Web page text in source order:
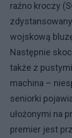
raźno kroczy
wojskową
Następnie
także z
machina –
seniorki
ułożonymi na
premier jest